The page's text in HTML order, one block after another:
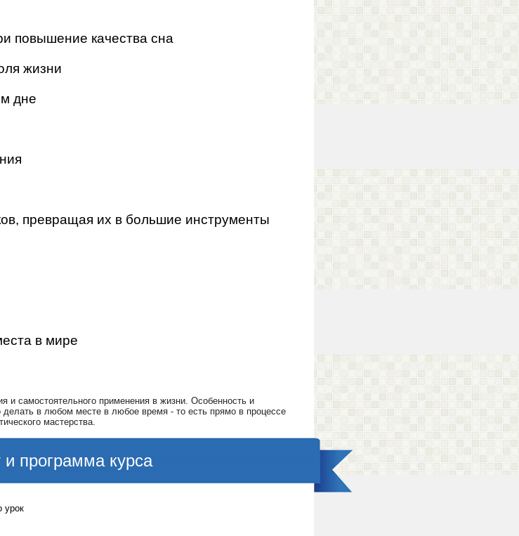
повышение качества сна
жизни
дне
превращая их в большие инструменты
в мире
и самостоятельного применения в жизни. Особенность и
делать в любом месте в любое время - то есть прямо в процессе
мастерства.
программа курса
урок